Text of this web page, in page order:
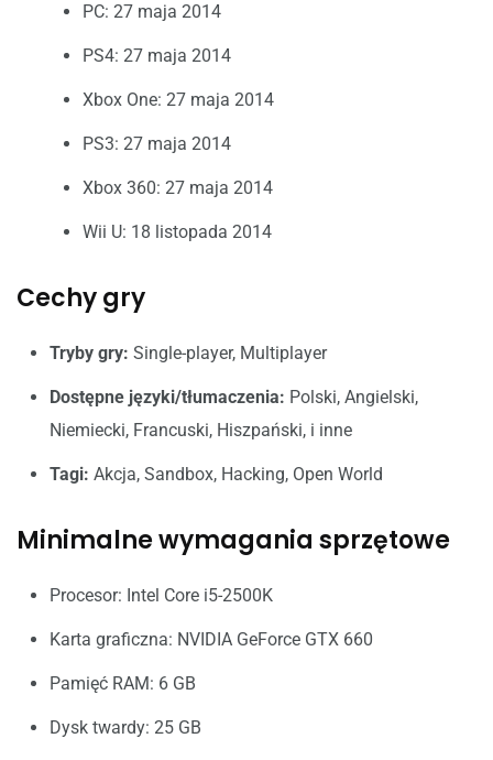
PC: 27 maja 2014
PS4: 27 maja 2014
Xbox One: 27 maja 2014
PS3: 27 maja 2014
Xbox 360: 27 maja 2014
Wii U: 18 listopada 2014
Cechy gry
Tryby gry: Single-player, Multiplayer
Dostępne języki/tłumaczenia: Polski, Angielski,
Niemiecki, Francuski, Hiszpański, i inne
Tagi: Akcja, Sandbox, Hacking, Open World
Minimalne wymagania sprzętowe
Procesor: Intel Core i5-2500K
Karta graficzna: NVIDIA GeForce GTX 660
Pamięć RAM: 6 GB
Dysk twardy: 25 GB